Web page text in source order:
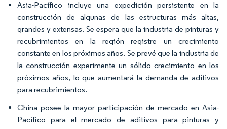
Asia-Pacífico incluye una expedición persistente en la
construcción de algunas de las estructuras más altas,
grandes y extensas. Se espera que la industria de pinturas y
recubrimientos en la región registre un crecimiento
constante en los próximos años. Se prevé que la industria de
la construcción experimente un sólido crecimiento en los
próximos años, lo que aumentará la demanda de aditivos
para recubrimientos.
China posee la mayor participación de mercado en Asia-
Pacífico para el mercado de aditivos para pinturas y